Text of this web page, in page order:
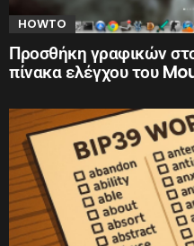
HOWTO
Προσθήκη γραφικών
πίνακα ελέγχου του